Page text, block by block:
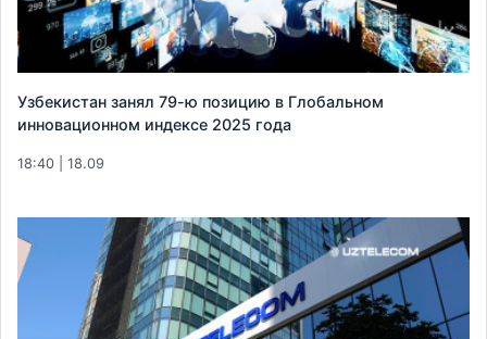
Узбекистан занял 79-ю позицию в Глобальном
инновационном индексе 2025 года
18:40 | 18.09